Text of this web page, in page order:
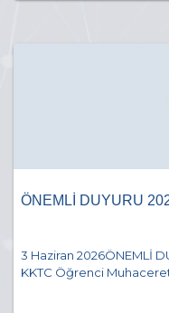
ÖNEMLİ DUYURU
3 Haziran 2026ÖNEMLİ
KKTC Öğrenci Muhaceret